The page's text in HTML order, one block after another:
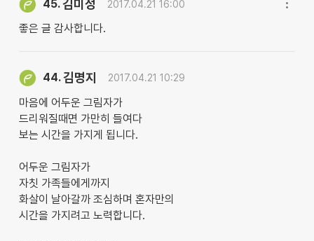
45.김미정 2017.04.21 16:00
좋은 글 감사합니다.
44.김명지 2017.04.21 10:29
마음에 어두운 그림자가
드리워질때면 가만히 들여다
보는 시간을 가지게 됩니다.
어두운 그림자가
자칫 가족들에게까지
화살이 날아갈까 조심하며 혼자만의
시간을 가지려고 노력합니다.